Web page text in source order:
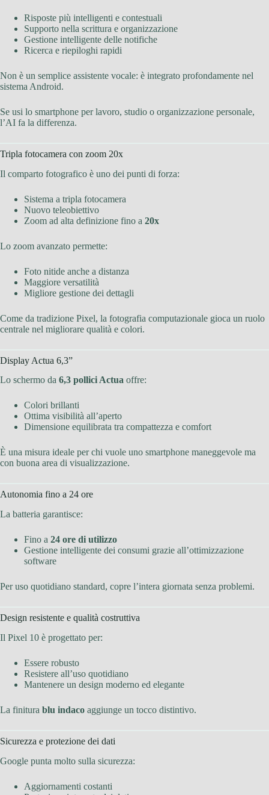
Risposte più intelligenti e contestuali
Supporto nella scrittura e organizzazione
Gestione intelligente delle notifiche
Ricerca e riepiloghi rapidi
Non è un semplice assistente vocale: è integrato profondamente nel
sistema Android.
Se usi lo smartphone per lavoro, studio o organizzazione personale,
l’AI fa la differenza.
Tripla fotocamera con zoom 20x
Il comparto fotografico è uno dei punti di forza:
Sistema a tripla fotocamera
Nuovo teleobiettivo
Zoom ad alta definizione fino a 20x
Lo zoom avanzato permette:
Foto nitide anche a distanza
Maggiore versatilità
Migliore gestione dei dettagli
Come da tradizione Pixel, la fotografia computazionale gioca un ruolo
centrale nel migliorare qualità e colori.
Display Actua 6,3”
Lo schermo da 6,3 pollici Actua offre:
Colori brillanti
Ottima visibilità all’aperto
Dimensione equilibrata tra compattezza e comfort
È una misura ideale per chi vuole uno smartphone maneggevole ma
con buona area di visualizzazione.
Autonomia fino a 24 ore
La batteria garantisce:
Fino a 24 ore di utilizzo
Gestione intelligente dei consumi grazie all’ottimizzazione
software
Per uso quotidiano standard, copre l’intera giornata senza problemi.
Design resistente e qualità costruttiva
Il Pixel 10 è progettato per:
Essere robusto
Resistere all’uso quotidiano
Mantenere un design moderno ed elegante
La finitura blu indaco aggiunge un tocco distintivo.
Sicurezza e protezione dei dati
Google punta molto sulla sicurezza:
Aggiornamenti costanti